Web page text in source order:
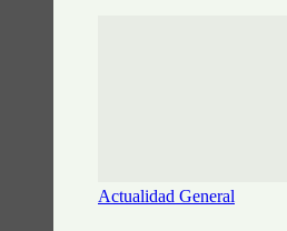
Actualidad General